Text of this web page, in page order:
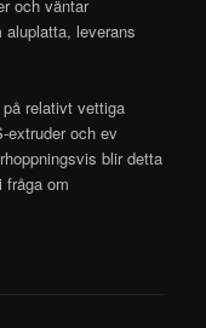
och väntar
aluplatta, leverans
relativt vettiga
extruder och ev
blir detta
fråga om